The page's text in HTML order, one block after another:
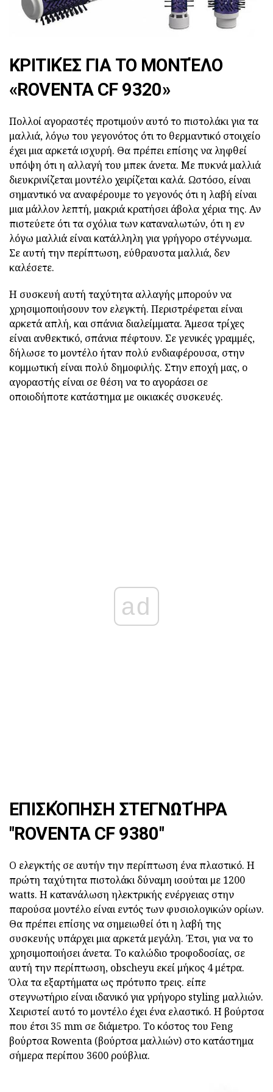
ΚΡΙΤΙΚΈΣ ΓΙΑ ΤΟ ΜΟΝΤΈΛΟ
«ROVENTA CF 9320»
Πολλοί αγοραστές προτιμούν αυτό το πιστολάκι για τα
μαλλιά, λόγω του γεγονότος ότι το θερμαντικό στοιχείο
έχει μια αρκετά ισχυρή. Θα πρέπει επίσης να ληφθεί
υπόψη ότι η αλλαγή του μπεκ άνετα. Με πυκνά μαλλιά
διευκρινίζεται μοντέλο χειρίζεται καλά. Ωστόσο, είναι
σημαντικό να αναφέρουμε το γεγονός ότι η λαβή είναι
μια μάλλον λεπτή, μακριά κρατήσει άβολα χέρια της. Αν
πιστεύετε ότι τα σχόλια των καταναλωτών, ότι η εν
λόγω μαλλιά είναι κατάλληλη για γρήγορο στέγνωμα.
Σε αυτή την περίπτωση, εύθραυστα μαλλιά, δεν
καλέσετε.
Η συσκευή αυτή ταχύτητα αλλαγής μπορούν να
χρησιμοποιήσουν τον ελεγκτή. Περιστρέφεται είναι
αρκετά απλή, και σπάνια διαλείμματα. Άμεσα τρίχες
είναι ανθεκτικό, σπάνια πέφτουν. Σε γενικές γραμμές,
δήλωσε το μοντέλο ήταν πολύ ενδιαφέρουσα, στην
κομμωτική είναι πολύ δημοφιλής. Στην εποχή μας, ο
αγοραστής είναι σε θέση να το αγοράσει σε
οποιοδήποτε κατάστημα με οικιακές συσκευές.
ad
ΕΠΙΣΚΌΠΗΣΗ ΣΤΕΓΝΩΤΉΡΑ
"ROVENTA CF 9380"
Ο ελεγκτής σε αυτήν την περίπτωση ένα πλαστικό. Η
πρώτη ταχύτητα πιστολάκι δύναμη ισούται με 1200
watts. Η κατανάλωση ηλεκτρικής ενέργειας στην
παρούσα μοντέλο είναι εντός των φυσιολογικών ορίων.
Θα πρέπει επίσης να σημειωθεί ότι η λαβή της
συσκευής υπάρχει μια αρκετά μεγάλη. Έτσι, για να το
χρησιμοποιήσει άνετα. Το καλώδιο τροφοδοσίας, σε
αυτή την περίπτωση, obscheyu εκεί μήκος 4 μέτρα.
Όλα τα εξαρτήματα ως πρότυπο τρεις. είπε
στεγνωτήριο είναι ιδανικό για γρήγορο styling μαλλιών.
Χειριστεί αυτό το μοντέλο έχει ένα ελαστικό. Η βούρτσα
που έτσι 35 mm σε διάμετρο. Το κόστος του Feng
βούρτσα Rowenta (βούρτσα μαλλιών) στο κατάστημα
σήμερα περίπου 3600 ρούβλια.